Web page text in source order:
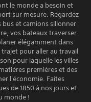
le monde a besoin et
sur mesure. Regardez
bus et camions sillonner
vos bateaux traverser
élégamment dans
trajet pour aller au travail
pour laquelle les villes
premières et des
l'économie. Faites
de 1850 à nos jours et
monde !